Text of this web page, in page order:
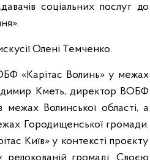
соціальних послуг до
Олені Темченко.
«Карітас Волинь» у межах
Кметь, директор ВОБФ
Волинської області, а
Городищенської громади.
Київ» у контексті проєкту